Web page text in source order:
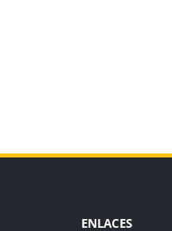
ENLACES